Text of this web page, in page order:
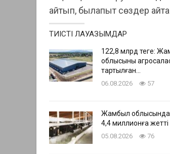
айтып, былапыт сөздер
ТИІСТІ ЛАУАЗЫМДАР
122,8 млрд теңге:
облысының
тартылған…
06.08.2026 57
Жамбыл облысында
4,4 миллионға жетті
05.08.2026 76